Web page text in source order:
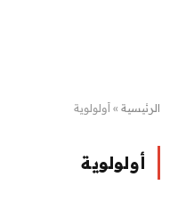
الرئيسية » أولولوية
أولولوية